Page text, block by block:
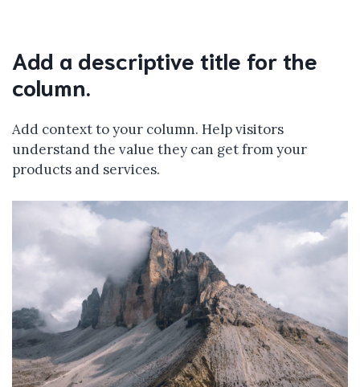
Add a descriptive title for the
column.
Add context to your column. Help visitors
understand the value they can get from your
products and services.